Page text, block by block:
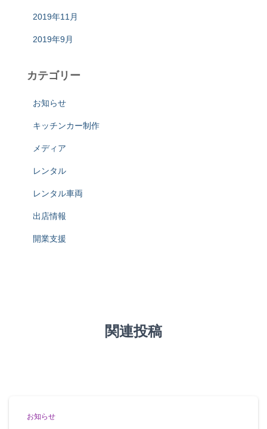
2019年11月
2019年9月
カテゴリー
お知らせ
キッチンカー制作
メディア
レンタル
レンタル車両
出店情報
開業支援
関連投稿
お知らせ